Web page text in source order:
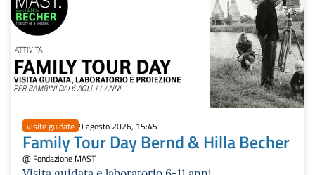
visite guidate 9 agosto 2026, 15:45
Family Tour Day Bernd & Hilla Becher
@ Fondazione MAST